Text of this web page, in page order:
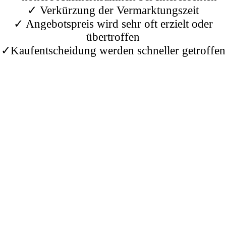
✓ Verkürzung der Vermarktungszeit
✓ Angebotspreis wird sehr oft erzielt oder
übertroffen
✓Kaufentscheidung werden schneller getroffen